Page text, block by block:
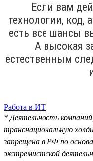
Если вам
технологии, код,
есть все шансы
А высокая
естественным
Работа в ИТ
* Деятельность
транснациональную
запрещена в РФ по
экстремистской